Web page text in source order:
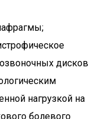
дисков
нагрузкой на
болевого